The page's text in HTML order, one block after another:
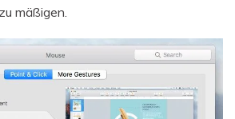
mäßigen.